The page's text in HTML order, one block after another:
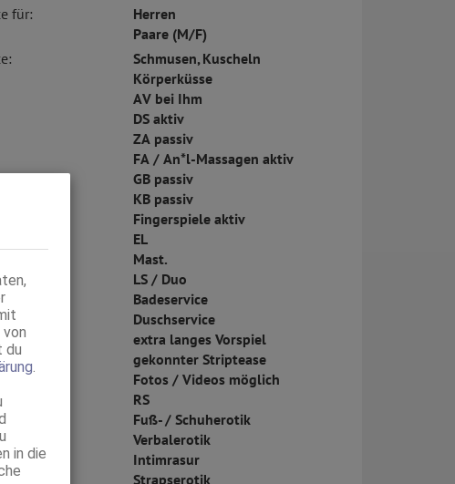
du
.
in die
für:
Herren
Paare (M/F)
Schmusen, Kuscheln
Körperküsse
AV bei Ihm
DS aktiv
ZA passiv
FA / An*l-Massagen aktiv
GB passiv
KB passiv
Fingerspiele aktiv
EL
Mast.
LS / Duo
Badeservice
Duschservice
extra langes Vorspiel
gekonnter Striptease
Fotos / Videos möglich
RS
Fuß- / Schuherotik
Verbalerotik
Intimrasur
Strapserotik